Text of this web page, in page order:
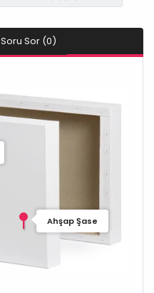
Soru Sor (0)
Ahşap Şase